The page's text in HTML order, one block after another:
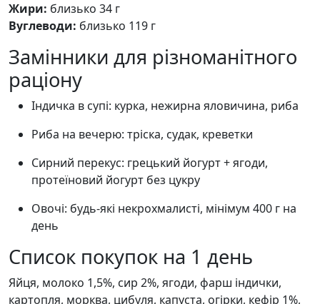
Жири: близько 34 г
Вуглеводи: близько 119 г
Замінники для різноманітного
раціону
Індичка в супі: курка, нежирна яловичина, риба
Риба на вечерю: тріска, судак, креветки
Сирний перекус: грецький йогурт + ягоди,
протеїновий йогурт без цукру
Овочі: будь-які некрохмалисті, мінімум 400 г на
день
Список покупок на 1 день
Яйця, молоко 1,5%, сир 2%, ягоди, фарш індички,
картопля, морква, цибуля, капуста, огірки, кефір 1%,